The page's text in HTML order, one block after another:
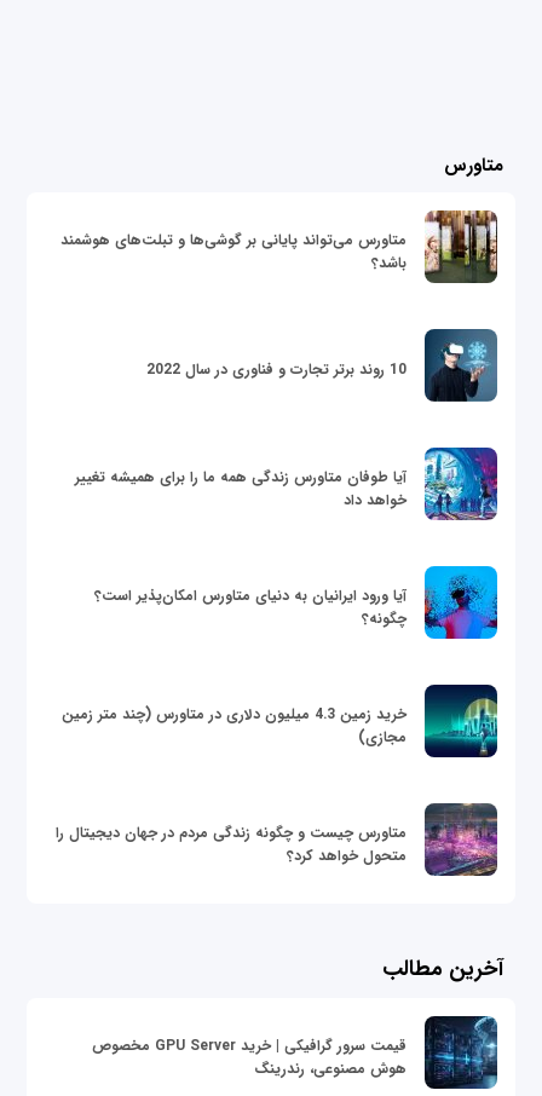
متاورس
متاورس می‌تواند پایانی بر گوشی‌ها و تبلت‌های هوشمند
باشد؟
10 روند برتر تجارت و فناوری در سال 2022
آیا طوفان متاورس زندگی همه ما را برای همیشه تغییر
خواهد داد
آیا ورود ایرانیان به دنیای متاورس امکان‌پذیر است؟
چگونه؟
خرید زمین 4.3 میلیون دلاری در متاورس (چند متر زمین
مجازی)
متاورس چیست و چگونه زندگی مردم در جهان دیجیتال را
متحول خواهد کرد؟
آخرین مطالب
قیمت سرور گرافیکی | خرید GPU Server مخصوص
هوش مصنوعی، رندرینگ